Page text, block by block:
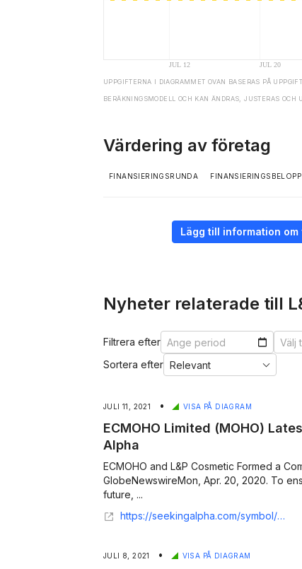
UPPGIFTERNA I DIAGRAMMET OVAN BASERAS PÅ
BERÄKNINGSMODELL OCH KAN ÄNDRAS, JUSTERAS OCH
Värdering av företag
FINANSIERINGSRUNDA FINANSIERINGSBELOPP
Lägg till information
Nyheter relaterade till
Filtrera efter
Sortera efter
JULI 11, 2021 • VISA PÅ DIAGRAM
ECMOHO Limited (MOHO)
Alpha
ECMOHO and L&P Cosmetic Formed a
GlobeNewswireMon, Apr. 20, 2020. To
future, ...
https://seekingalpha.com/symbol/MOHO/press-releases
JULI 8, 2021 • VISA PÅ DIAGRAM